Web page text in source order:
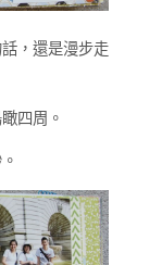
，還是漫步走
四周。